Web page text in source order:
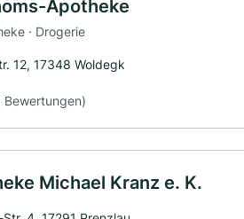
Apotheke
· Drogerie
12, 17348 Woldegk
Bewertungen)
Michael Kranz e. K.